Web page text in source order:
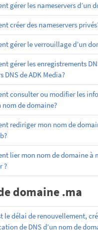
gérer les nameservers d’un
créer des nameservers
gérer le verrouillage d’un
gérer les enregistrements
DNS de ADK Media?
consulter ou modifier les
nom de domaine?
rediriger mon nom de
lier mon nom de domaine à
?
domaine .ma
le délai de renouvellement,
de DNS d’un nom de